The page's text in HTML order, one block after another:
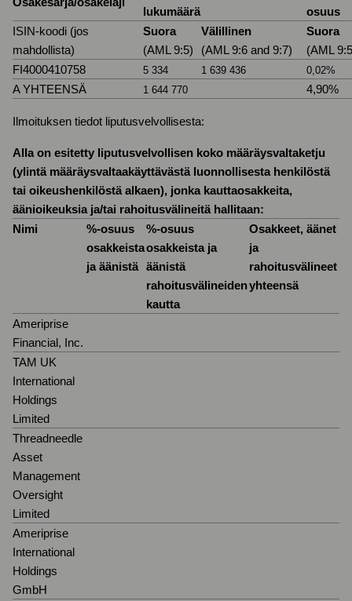
lukumäärä
osuus
ISIN-koodi (jos
mahdollista)
Suora
(AML 9:5)
Välillinen
(AML 9:6 and 9:7)
Suora
(AML
FI4000410758
5 334 1 639 436 0,02%
A YHTEENSÄ 1 644 770 4,90%
Ilmoituksen tiedot liputusvelvollisesta:
Alla on esitetty liputusvelvollisen koko määräysvaltaketju
(ylintä määräysvaltaakäyttävästä luonnollisesta henkilöstä
tai oikeushenkilöstä alkaen), jonka kauttaosakkeita,
äänioikeuksia ja/tai rahoitusvälineitä hallitaan:
Nimi
%-osuus
osakkeista
ja äänistä
%-osuus
osakkeista ja
äänistä
rahoitusvälineiden
kautta
Osakkeet, äänet
ja
rahoitusvälineet
yhteensä
Ameriprise
Financial, Inc.
TAM UK
International
Holdings
Limited
Threadneedle
Asset
Management
Oversight
Limited
Ameriprise
International
Holdings
GmbH